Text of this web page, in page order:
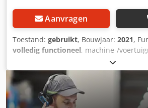
Aanvragen
Toestand: gebruikt, Bouwjaar: 2021,
volledig functioneel, machine-/
3.800 mm
2.700 mm, verplaatsingsafstand Z-as:
tafelbreedte:2.400 mm , tafel lengte:
Genya is een geavanceerde CNC-
het zagen van marmer-, graniet-,